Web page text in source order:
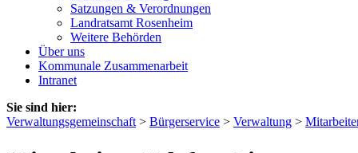
Satzungen & Verordnungen
Landratsamt Rosenheim
Weitere Behörden
Über uns
Kommunale Zusammenarbeit
Intranet
Sie sind hier:
Verwaltungsgemeinschaft > Bürgerservice > Verwaltung >